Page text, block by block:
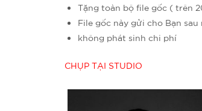
Tặng toàn bộ file gốc ( trên
File gốc này gửi cho Bạn
không phát sinh chi phí
CHỤP TẠI STUDIO